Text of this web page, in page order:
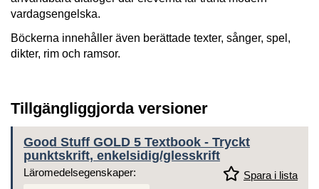
vardagsengelska.
Böckerna innehåller även berättade texter, sånger, spel,
dikter, rim och ramsor.
Tillgängliggjorda versioner
Good Stuff GOLD 5 Textbook - Tryckt
punktskrift, enkelsidig/glesskrift
Spara i lista
Läromedelsegenskaper: